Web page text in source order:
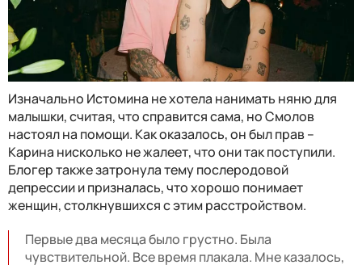
Изначально Истомина не хотела нанимать няню для
малышки, считая, что справится сама, но Смолов
настоял на помощи. Как оказалось, он был прав –
Карина нисколько не жалеет, что они так поступили.
Блогер также затронула тему послеродовой
депрессии и призналась, что хорошо понимает
женщин, столкнувшихся с этим расстройством.
Первые два месяца было грустно. Была
чувствительной. Все время плакала. Мне казалось,